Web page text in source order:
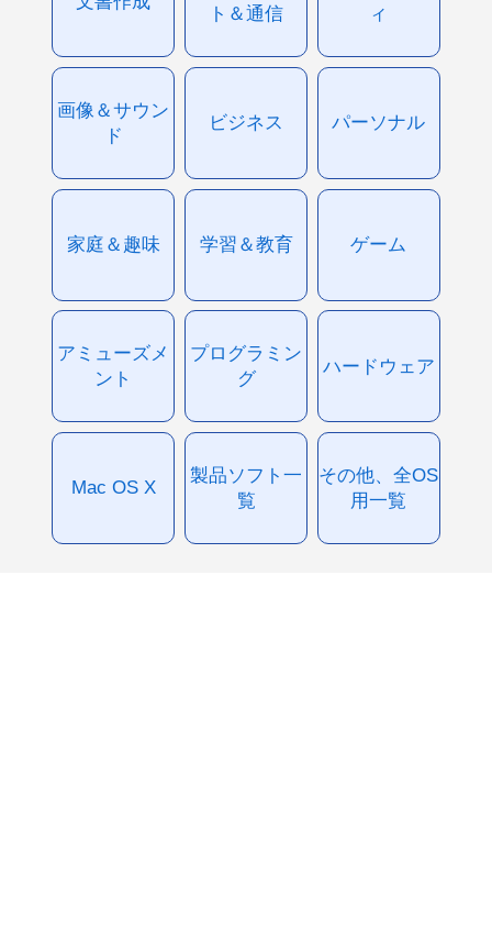
ト＆通信
ィ
画像＆サウン
ド
ビジネス パーソナル
家庭＆趣味 学習＆教育 ゲーム
アミューズメ
ント
プログラミン
グ
ハードウェア
Mac OS X
製品ソフト一
覧
その他、全OS
用一覧